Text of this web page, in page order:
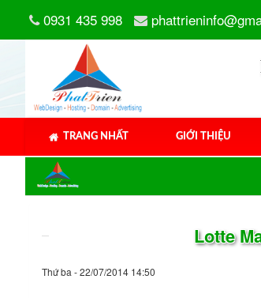
0931 435 998
TRANG NHẤT GIỚI THIỆU
Lotte
Thứ ba - 22/07/2014 14:50